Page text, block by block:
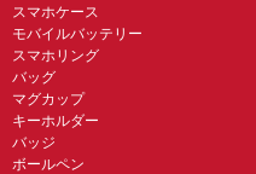
スマホケース
モバイルバッテリー
スマホリング
バッグ
マグカップ
キーホルダー
バッジ
ボールペン